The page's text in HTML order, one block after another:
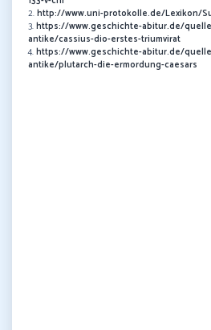
2.http://www.uni-protokolle.de/Lexikon/
3.https://www.geschichte-abitur.de/
antike/cassius-dio-erstes-triumvirat
4.https://www.geschichte-abitur.de/
antike/plutarch-die-ermordung-caesars